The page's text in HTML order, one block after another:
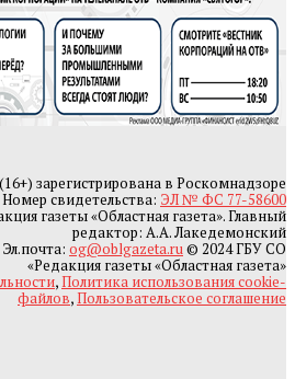
зарегистрирована в Роскомнадзоре
Номер свидетельства: ЭЛ № ФС 77-58600
газеты «Областная газета». Главный
редактор: А.А. Лакедемонский
Эл.почта: og@oblgazeta.ru© 2024 ГБУ СО
«Редакция газеты «Областная газета»
,Политика использования cookie-
файлов,Пользовательское соглашение